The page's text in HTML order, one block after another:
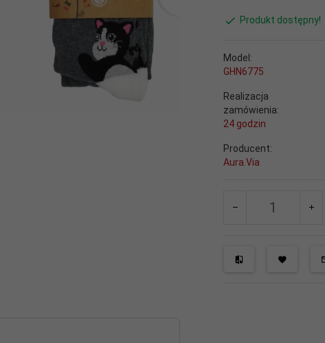
Produkt dostępny!
Model:
GHN6775
Realizacja
zamówienia:
24 godzin
Producent:
Aura.Via